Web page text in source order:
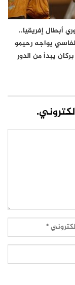
أبطال إفريقيا..
يواجه رحيمو
يبدأ من الدور